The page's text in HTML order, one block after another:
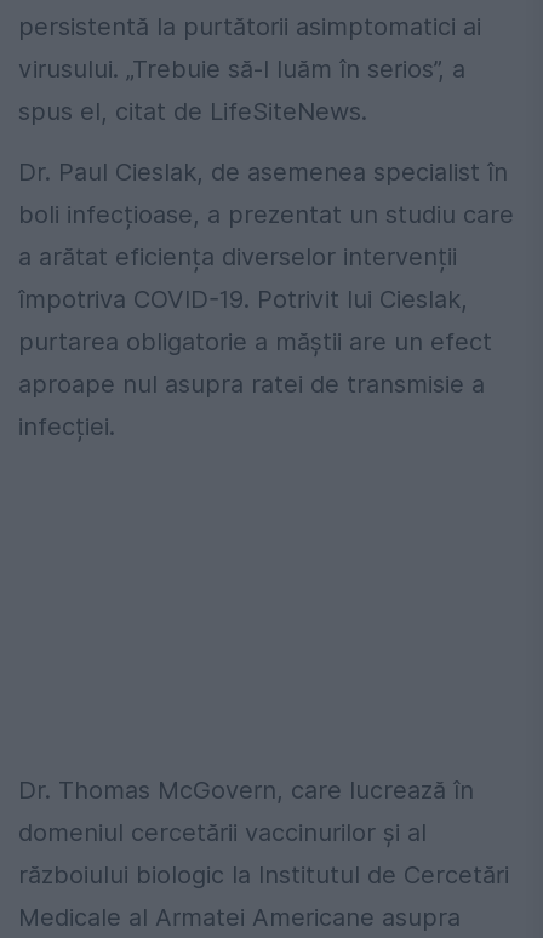
persistentă la purtătorii asimptomatici ai
virusului. „Trebuie să-l luăm în serios”, a
spus el, citat de LifeSiteNews.
Dr. Paul Cieslak, de asemenea specialist în
boli infecțioase, a prezentat un studiu care
a arătat eficiența diverselor intervenții
împotriva COVID-19. Potrivit lui Cieslak,
purtarea obligatorie a măștii are un efect
aproape nul asupra ratei de transmisie a
infecției.
Dr. Thomas McGovern, care lucrează în
domeniul cercetării vaccinurilor și al
războiului biologic la Institutul de Cercetări
Medicale al Armatei Americane asupra